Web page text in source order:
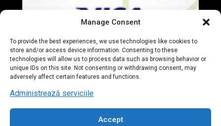
Manage Consent
To provide the best experiences, we use technologies like cookies to
store and/or access device information. Consenting to these
technologies will allow us to process data such as browsing behavior or
unique IDs on this site. Not consenting or withdrawing consent, may
adversely affect certain features and functions.
Administrează serviciile
Accept